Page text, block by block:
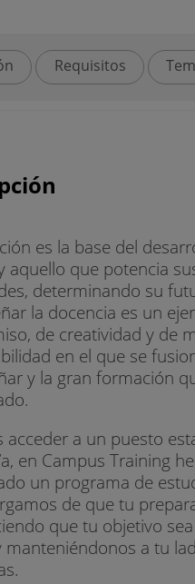
Requisitos
es la base del
aquello que potencia
determinando su
la docencia es un
de creatividad y de
en el que se
y la gran formación
acceder a un puesto
en Campus Training
un programa de
de que tu
que tu objetivo
manteniéndonos a tu